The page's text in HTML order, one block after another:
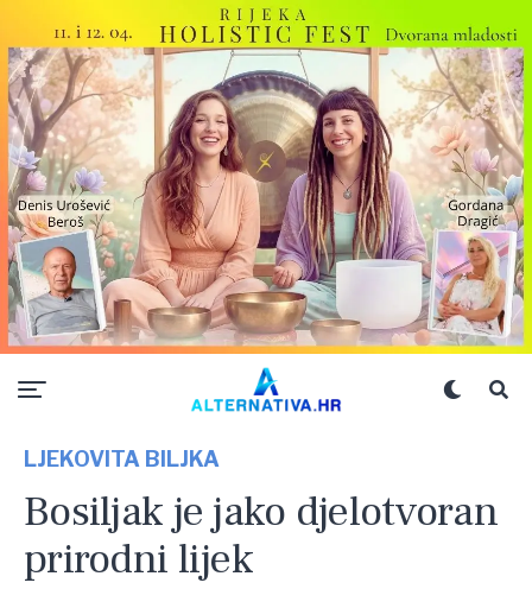
LJEKOVITA BILJKA
Bosiljak je jako djelotvoran
prirodni lijek